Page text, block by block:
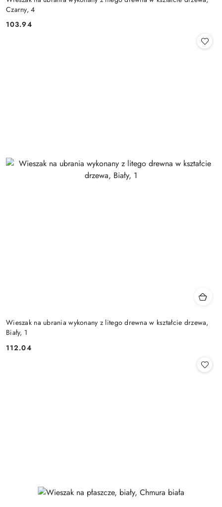
Czarny, 4
Cena:
103.94
Wieszak na ubrania wykonany z litego drewna w kształcie drzewa,
Biały, 1
Cena:
112.04